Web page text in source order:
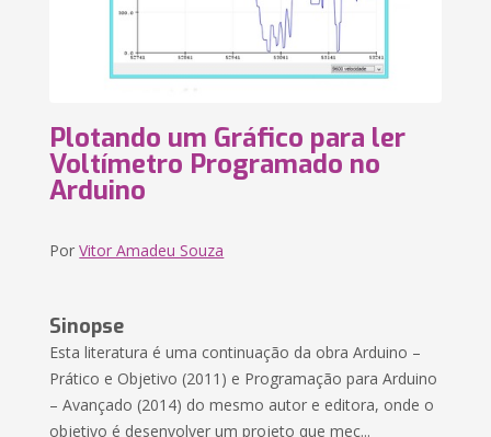
Plotando um Gráfico para ler
Voltímetro Programado no
Arduino
PorVitor Amadeu Souza
Sinopse
Esta literatura é uma continuação da obra Arduino –
Prático e Objetivo (2011) e Programação para Arduino
– Avançado (2014) do mesmo autor e editora, onde o
objetivo é desenvolver um projeto que meç...